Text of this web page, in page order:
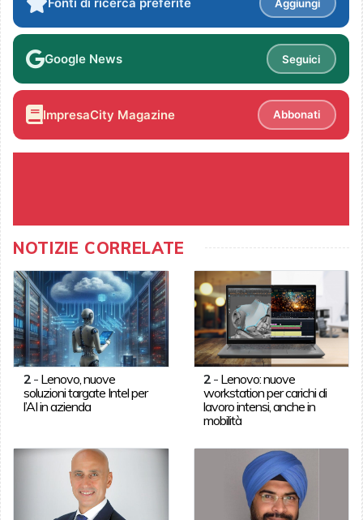
Aggiungi
Google News Seguici
ImpresaCity Magazine Abbonati
NOTIZIE CORRELATE
2- Lenovo, nuove
soluzioni targate Intel per
l’AI in azienda
2 - Lenovo: nuove
workstation per carichi di
lavoro intensi, anche in
mobilità